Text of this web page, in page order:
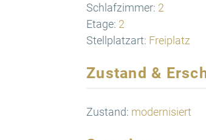
Schlafzimmer: 2
Etage: 2
Stellplatzart: Freiplatz
Zustand &
Zustand: modernisiert